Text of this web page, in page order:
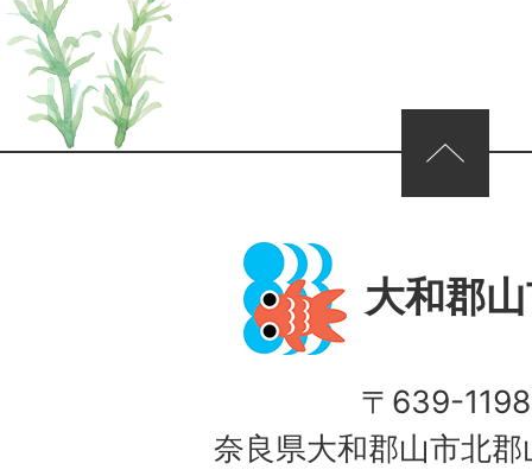
ページの先頭へ
大和郡
〒639-1198
奈良県大和郡山市北